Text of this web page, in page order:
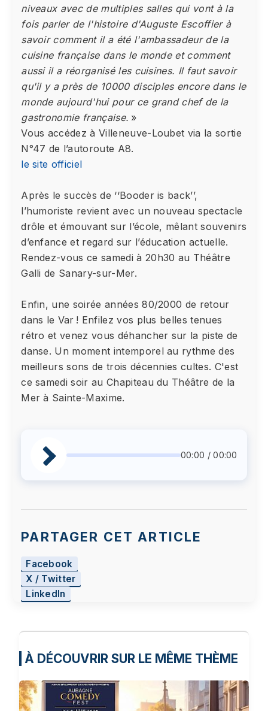
niveaux avec de multiples salles qui vont à la
fois parler de l'histoire d'Auguste Escoffier à
savoir comment il a été l'ambassadeur de la
cuisine française dans le monde et comment
aussi il a réorganisé les cuisines. Il faut savoir
qu'il y a près de 10000 disciples encore dans le
monde aujourd'hui pour ce grand chef de la
gastronomie française. »
Vous accédez à Villeneuve-Loubet via la sortie
N°47 de l’autoroute A8.
le site officiel
Après le succès de ‘‘Booder is back’’,
l’humoriste revient avec un nouveau spectacle
drôle et émouvant sur l’école, mêlant souvenirs
d’enfance et regard sur l’éducation actuelle.
Rendez-vous ce samedi à 20h30 au Théâtre
Galli de Sanary-sur-Mer.
Enfin, une soirée années 80/2000 de retour
dans le Var ! Enfilez vos plus belles tenues
rétro et venez vous déhancher sur la piste de
danse. Un moment intemporel au rythme des
meilleurs sons de trois décennies cultes. C'est
ce samedi soir au Chapiteau du Théâtre de la
Mer à Sainte-Maxime.
00:00 / 00:00
PARTAGER CET ARTICLE
Facebook
X / Twitter
LinkedIn
À DÉCOUVRIR SUR LE MÊME THÈME